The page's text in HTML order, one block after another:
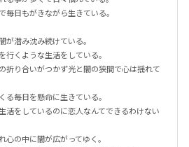
毎日もがきながら生きている。
が潜み沈み続けている。
行くような生活をしている。
折り合いがつかず光と闇の狭間で心は揺れて
る毎日を懸命に生きている。
活をしているのに恋人なんてできるわけない
心の中に闇が広がってゆく。